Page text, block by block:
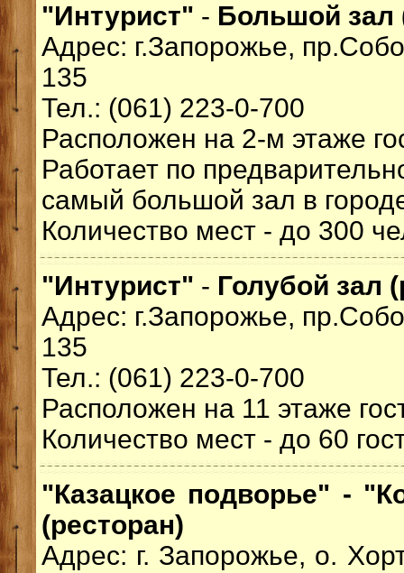
"Интурист" - Большой зал
Адрес: г.Запорожье,
135
Тел.: (061) 223-0-700
Расположен на 2-м этаже
Работает по
самый большой зал в
Количество мест - до 300
"Интурист" - Голубой зал
Адрес: г.Запорожье,
135
Тел.: (061) 223-0-700
Расположен на 11 этаже
Количество мест - до 60
"Казацкое подворье" -
(ресторан)
Адрес: г. Запорожье, о.